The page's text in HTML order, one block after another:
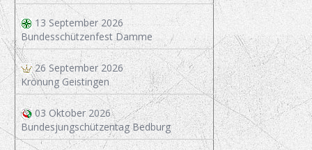
13 September 2026
Bundesschützenfest Damme
26 September 2026
Krönung Geistingen
03 Oktober 2026
Bundesjungschützentag Bedburg